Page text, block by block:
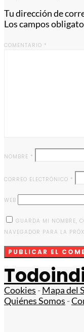
Tu dirección de
Los campos
COMENTARIO *
NOMBRE *
CORREO ELECTRÓNICO *
WEB
GUARDA MI NOMBRE,
NAVEGADOR PARA LA
Cookies -Mapa del
Quiénes Somos -